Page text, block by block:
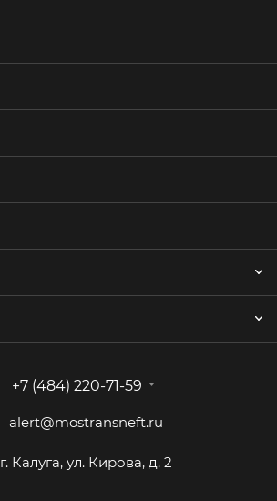
+7 (484) 220-71-59
alert@mostransneft.ru
г. Калуга, ул. Кирова, д. 2